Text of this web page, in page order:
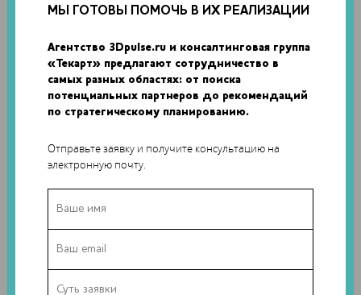
МЫ ГОТОВЫ ПОМОЧЬ В ИХ РЕАЛИЗАЦИИ
Агентство 3Dpulse.ru и консалтинговая группа
«Текарт» предлагают сотрудничество в
самых разных областях: от поиска
потенциальных партнеров до рекомендаций
по стратегическому планированию.
Отправьте заявку и получите консультацию на
электронную почту.
представляет на выставке новый сканер для контроля